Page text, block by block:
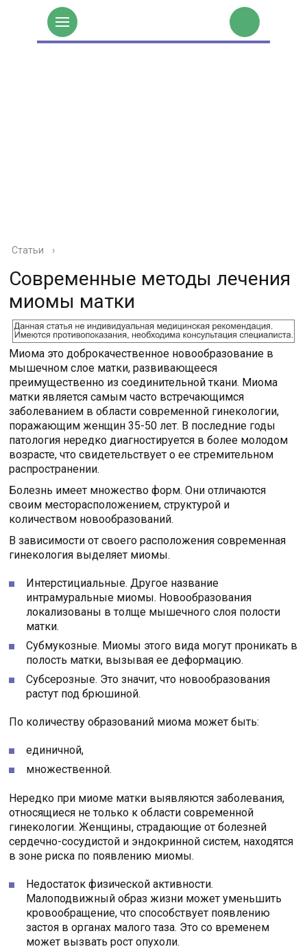
Статьи ›
Современные методы лечения
миомы матки
Миома это доброкачественное новообразование в
мышечном слое матки, развивающееся
преимущественно из соединительной ткани. Миома
матки является самым часто встречающимся
заболеванием в области современной гинекологии,
поражающим женщин 35-50 лет. В последние годы
патология нередко диагностируется в более молодом
возрасте, что свидетельствует о ее стремительном
распространении.
Болезнь имеет множество форм. Они отличаются
своим месторасположением, структурой и
количеством новообразований.
В зависимости от своего расположения современная
гинекология выделяет миомы.
Интерстициальные. Другое название
интрамуральные миомы. Новообразования
локализованы в толще мышечного слоя полости
матки.
Субмукозные. Миомы этого вида могут проникать в
полость матки, вызывая ее деформацию.
Субсерозные. Это значит, что новообразования
растут под брюшиной.
По количеству образований миома может быть:
единичной,
множественной.
Нередко при миоме матки выявляются заболевания,
относящиеся не только к области современной
гинекологии. Женщины, страдающие от болезней
сердечно-сосудистой и эндокринной систем, находятся
в зоне риска по появлению миомы.
Недостаток физической активности.
Малоподвижный образ жизни может уменьшить
кровообращение, что способствует появлению
застоя в органах малого таза. Это со временем
может вызвать рост опухоли.